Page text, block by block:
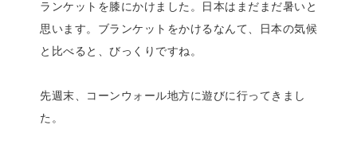
ランケットを膝にかけました。日本はまだまだ暑いと
思います。ブランケットをかけるなんて、日本の気候
と比べると、びっくりですね。
先週末、コーンウォール地方に遊びに行ってきまし
た。